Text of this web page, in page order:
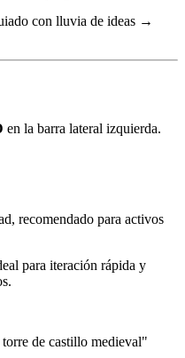
con lluvia de ideas →
en la barra lateral izquierda.
recomendado para activos
para iteración rápida y
de castillo medieval"